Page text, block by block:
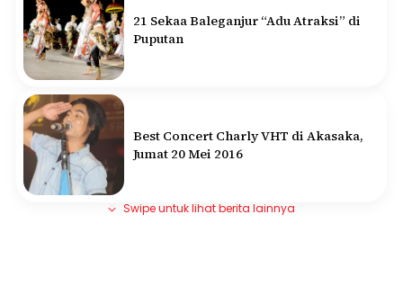
21 Sekaa Baleganjur “Adu Atraksi” di
Puputan
Best Concert Charly VHT di Akasaka,
Jumat 20 Mei 2016
Swipe untuk lihat berita lainnya